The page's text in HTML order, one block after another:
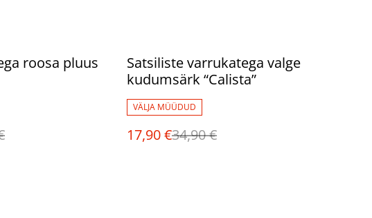
roosa pluus %
Satsiliste varrukatega valge
kudumsärk “Calista”
VÄLJA MÜÜDUD
17,90 €34,90 €